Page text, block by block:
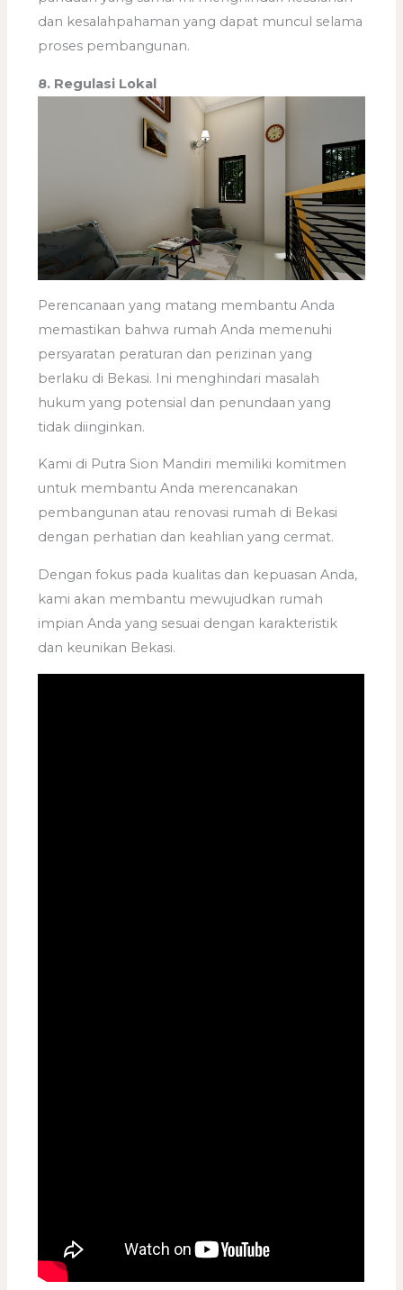
dan kesalahpahaman yang dapat muncul selama
proses pembangunan.
8. Regulasi Lokal
Perencanaan yang matang membantu Anda
memastikan bahwa rumah Anda memenuhi
persyaratan peraturan dan perizinan yang
berlaku di Bekasi. Ini menghindari masalah
hukum yang potensial dan penundaan yang
tidak diinginkan.
Kami di Putra Sion Mandiri memiliki komitmen
untuk membantu Anda merencanakan
pembangunan atau renovasi rumah di Bekasi
dengan perhatian dan keahlian yang cermat.
Dengan fokus pada kualitas dan kepuasan Anda,
kami akan membantu mewujudkan rumah
impian Anda yang sesuai dengan karakteristik
dan keunikan Bekasi.